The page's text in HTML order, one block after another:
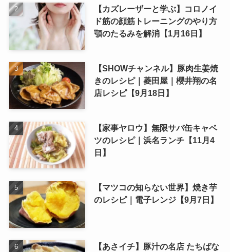
【カズレーザーと学ぶ】コロノイ
ド筋の顔筋トレーニングのやり方
顎のたるみを解消【1月16日】
【SHOWチャンネル】豚肉生姜焼
きのレシピ｜菱田屋｜櫻井翔の名
店レシピ【9月18日】
【家事ヤロウ】無限サバ缶キャベ
ツのレシピ｜浜名ランチ【11月4
日】
【マツコの知らない世界】焼き芋
のレシピ｜電子レンジ【9月7日】
【あさイチ】豚汁の名店 たちばな